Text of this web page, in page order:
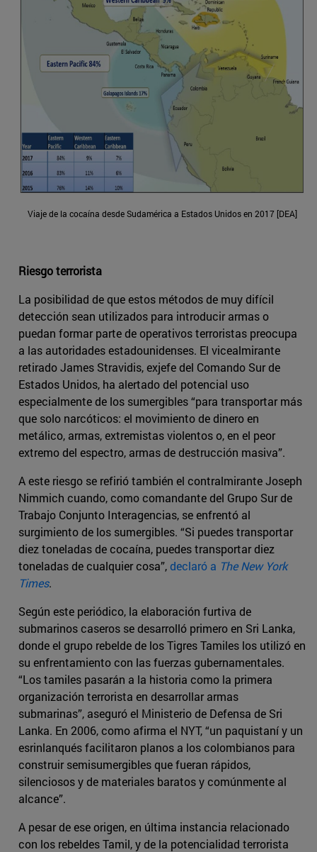
Viaje de la cocaína desde Sudamérica a Estados Unidos en 2017 [DEA]
Riesgo terrorista
La posibilidad de que estos métodos de muy difícil
detección sean utilizados para introducir armas o
puedan formar parte de operativos terroristas preocupa
a las autoridades estadounidenses. El vicealmirante
retirado James Stravidis, exjefe del Comando Sur de
Estados Unidos, ha alertado del potencial uso
especialmente de los sumergibles “para transportar más
que solo narcóticos: el movimiento de dinero en
metálico, armas, extremistas violentos o, en el peor
extremo del espectro, armas de destrucción masiva”.
A este riesgo se refirió también el contralmirante Joseph
Nimmich cuando, como comandante del Grupo Sur de
Trabajo Conjunto Interagencias, se enfrentó al
surgimiento de los sumergibles. “Si puedes transportar
diez toneladas de cocaína, puedes transportar diez
toneladas de cualquier cosa”,declaró a The New York
Times.
Según este periódico, la elaboración furtiva de
submarinos caseros se desarrolló primero en Sri Lanka,
donde el grupo rebelde de los Tigres Tamiles los utilizó en
su enfrentamiento con las fuerzas gubernamentales.
“Los tamiles pasarán a la historia como la primera
organización terrorista en desarrollar armas
submarinas”, aseguró el Ministerio de Defensa de Sri
Lanka. En 2006, como afirma el NYT, “un paquistaní y un
esrinlanqués facilitaron planos a los colombianos para
construir semisumergibles que fueran rápidos,
silenciosos y de materiales baratos y comúnmente al
alcance”.
A pesar de ese origen, en última instancia relacionado
con los rebeldes Tamil, y de la potencialidad terrorista